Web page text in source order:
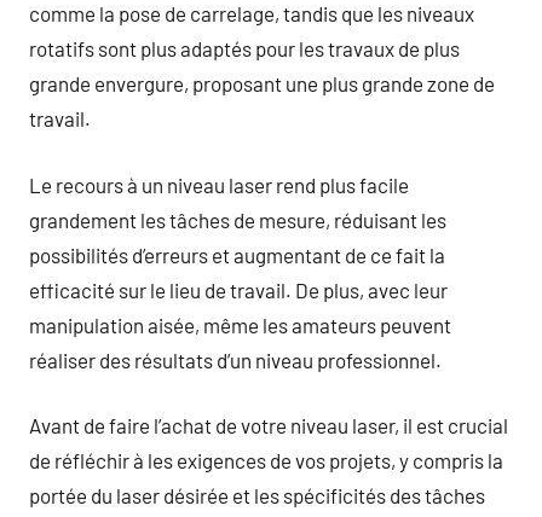
comme la pose de carrelage, tandis que les niveaux
rotatifs sont plus adaptés pour les travaux de plus
grande envergure, proposant une plus grande zone de
travail.
Le recours à un niveau laser rend plus facile
grandement les tâches de mesure, réduisant les
possibilités d’erreurs et augmentant de ce fait la
efficacité sur le lieu de travail. De plus, avec leur
manipulation aisée, même les amateurs peuvent
réaliser des résultats d’un niveau professionnel.
Avant de faire l’achat de votre niveau laser, il est crucial
de réfléchir à les exigences de vos projets, y compris la
portée du laser désirée et les spécificités des tâches